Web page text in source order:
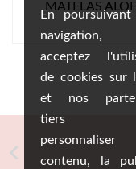
MATELAS

En
navigation,
acceptez
de cookies sur
et nos
tiers
contenu, la